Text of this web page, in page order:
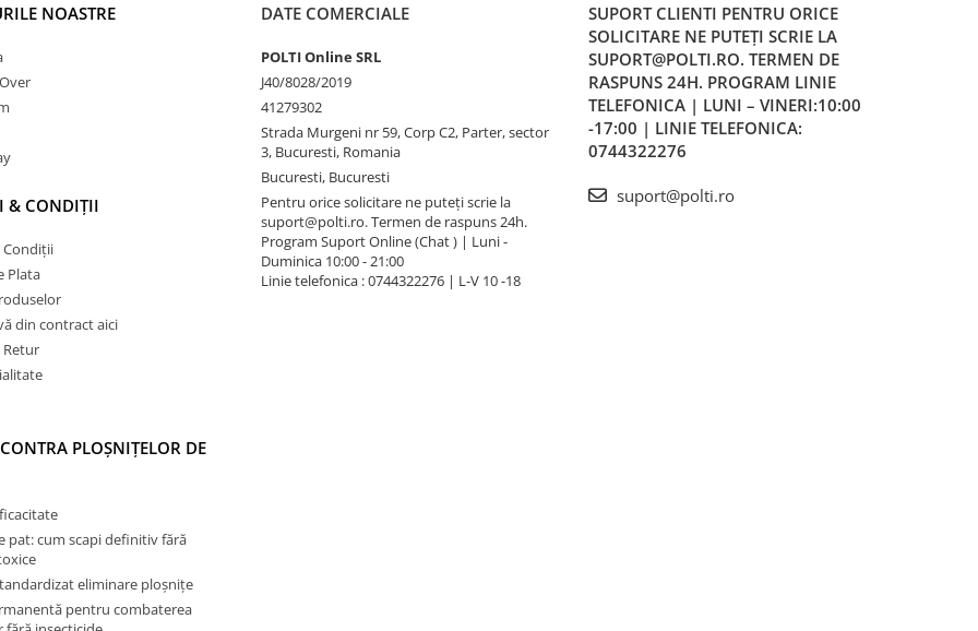
NOASTRE
& CONDIȚII
Condiții
Plata
din contract aici
Retur
PLOȘNIȚELOR DE
pat: cum scapi definitiv fără
eliminare ploșnițe
pentru combaterea
DATE COMERCIALE
POLTI Online SRL
J40/8028/2019
41279302
Strada Murgeni nr 59, Corp C2, Parter, sector
3, Bucuresti, Romania
Bucuresti, Bucuresti
Pentru orice solicitare ne puteți scrie la
suport@polti.ro. Termen de raspuns 24h.
Program Suport Online (Chat ) | Luni -
Duminica 10:00 - 21:00
Linie telefonica : 0744322276 | L-V 10 -18
SUPORT CLIENTI PENTRU ORICE
SOLICITARE NE PUTEȚI SCRIE LA
SUPORT@POLTI.RO. TERMEN DE
RASPUNS 24H. PROGRAM LINIE
TELEFONICA | LUNI – VINERI:10:00
-17:00 | LINIE TELEFONICA:
0744322276
suport@polti.ro